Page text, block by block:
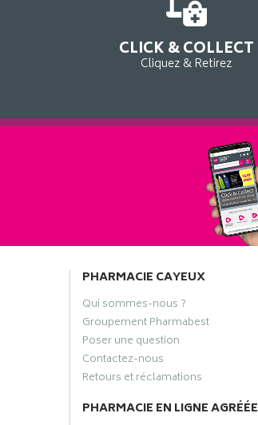
CLICK & COLLECT
Cliquez & Retirez
PHARMACIE CAYEUX
Qui sommes-nous ?
Groupement Pharmabest
Poser une question
Contactez-nous
Retours et réclamations
PHARMACIE EN LIGNE AGRÉÉE